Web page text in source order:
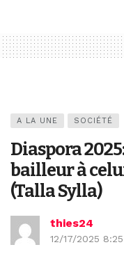
A LA UNE SOCIÉTÉ
Diaspora
bailleur à
(Talla Sylla)
thies24
12/17/2025